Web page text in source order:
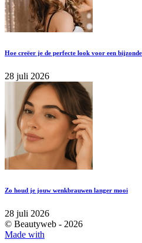
Hoe creëer je de perfecte look voor een
28 juli 2026
Zo houd je jouw wenkbrauwen langer mooi
28 juli 2026
© Beautyweb - 2026
Made with